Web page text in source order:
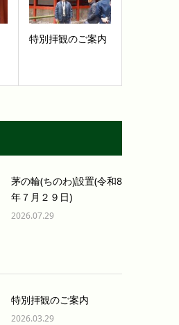
特別拝観のご案内
茅の輪(ちのわ)設置(令和8
年７月２９日)
2026.07.29
特別拝観のご案内
2026.03.29